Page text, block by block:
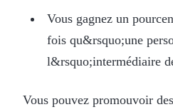
Vous gagnez un
fois qu&rsquo;une
l&rsquo;intermédiaire
Vous pouvez promouvoir